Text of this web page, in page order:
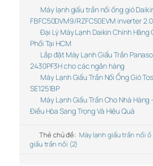
Máy lạnh giấu trần nối ống gió
FBFC50DVM9/RZFC50EVM inverter
Đại Lý Máy Lạnh Daikin Chính Hãng
Phối Tại HCM
Lắp đặt Máy Lạnh Giấu Trần
2430PF3H cho các ngân hàng
Máy Lạnh Giấu Trần Nối Ống Gió
SE1251BP
Máy Lạnh Giấu Trần Cho Nhà Hàng
Điều Hòa Sang Trọng Và Hiệu Quả
Thẻ chủ đề: Máy lạnh giấu trần nối ố
giấu trần nối (2)